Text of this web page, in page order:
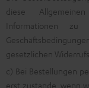
diese
Informationen
gesetzlichen
c) Bei Bestellungen
erst zustande, wenn